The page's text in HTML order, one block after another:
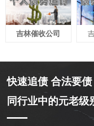
吉林催收公司
快速追债 合法要
同行业中的元老级